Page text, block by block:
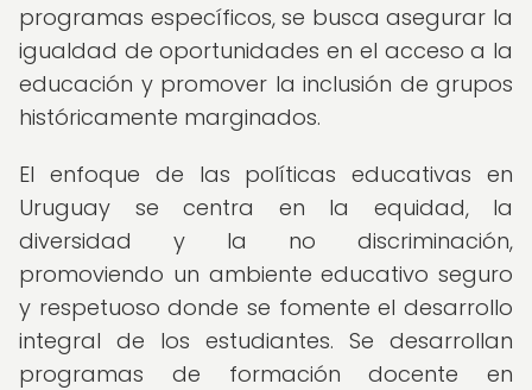
programas específicos, se busca asegurar la
igualdad de oportunidades en el acceso a la
educación y promover la inclusión de grupos
históricamente marginados.
El enfoque de las políticas educativas en
Uruguay se centra en la equidad, la
diversidad y la no discriminación,
promoviendo un ambiente educativo seguro
y respetuoso donde se fomente el desarrollo
integral de los estudiantes. Se desarrollan
programas de formación docente en